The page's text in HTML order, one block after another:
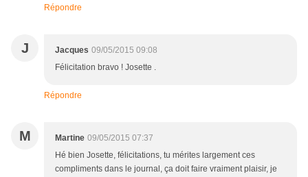
Répondre
J Jacques 09/05/2015 09:08
Félicitation bravo ! Josette .
Répondre
M Martine 09/05/2015 07:37
Hé bien Josette, félicitations, tu mérites largement ces
compliments dans le journal, ça doit faire vraiment plaisir, je